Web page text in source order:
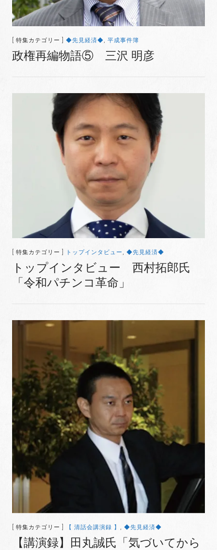
[ 特集カテゴリー ] ◆先見経済◆, 平成事件簿
政権再編物語⑤ 三沢 明彦
[ 特集カテゴリー ] トップインタビュー , ◆先見経済◆
トップインタビュー 西村拓郎氏
「令和パチンコ革命」
[ 特集カテゴリー ] 【 清話会講演録 】 , ◆先見経済◆
【講演録】田丸誠氏「気づいてから